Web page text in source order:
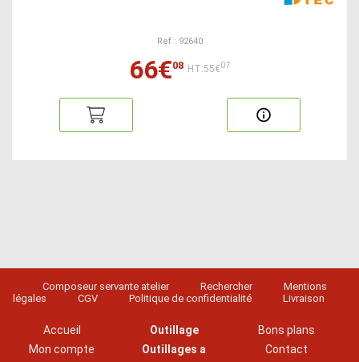
Ref : 92640
66€08 HT:55€07
Composeur servante atelier Rechercher
Mentions
légales
CGV Politique de confidentialité Livraison
Accueil
Mon compte
Outillage
Outillages a
Bons plans
Contact